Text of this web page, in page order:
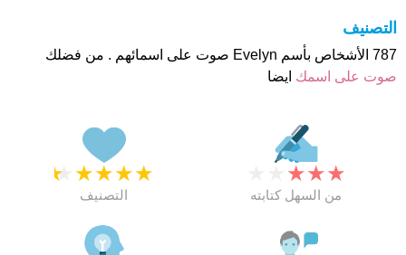
التصنيف
787 الأشخاص بأسم Evelyn صوت على اسمائهم . من فضلك
صوت على اسمك ايضا
★
★
★
★
★
التصنيف
★
★
★
من السهل كتابته